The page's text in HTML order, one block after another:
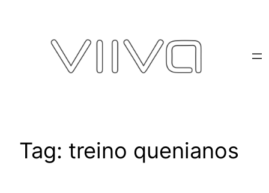
Tag: treino quenianos